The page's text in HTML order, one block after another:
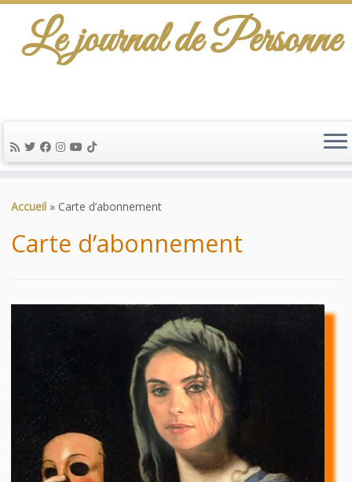
au
Le journal de Personne
Accueil » Carte d’abonnement
Carte d’abonnement